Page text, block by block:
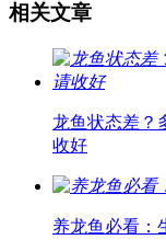
相关文章
龙鱼状态差？
收好
养龙鱼必看：